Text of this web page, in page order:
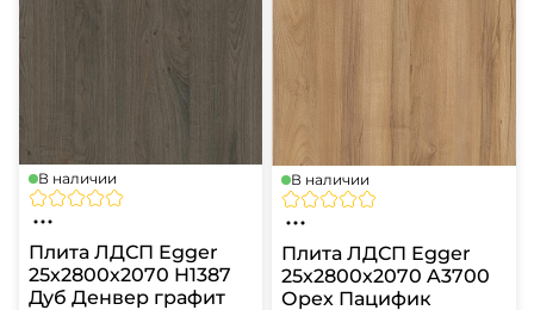
В наличии
Плита ЛДСП Egger
25х2800х2070 H1387
Дуб Денвер графит
В наличии
Плита ЛДСП Egger
25х2800х2070 A3700
Орех Пацифик